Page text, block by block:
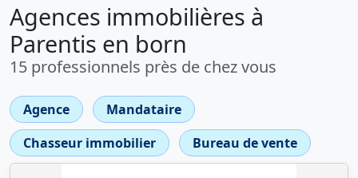
Agences immobilières à
Parentis en born
15 professionnels près de chez vous
Agence
Mandataire
Chasseur immobilier
Bureau de vente